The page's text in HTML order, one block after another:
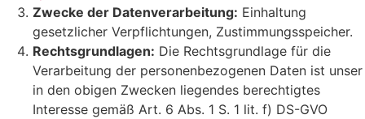
Zwecke der Datenverarbeitung: Einhaltung
gesetzlicher Verpflichtungen, Zustimmungsspeicher.
Rechtsgrundlagen: Die Rechtsgrundlage für die
Verarbeitung der personenbezogenen Daten ist unser
in den obigen Zwecken liegendes berechtigtes
Interesse gemäß Art. 6 Abs. 1 S. 1 lit. f) DS-GVO